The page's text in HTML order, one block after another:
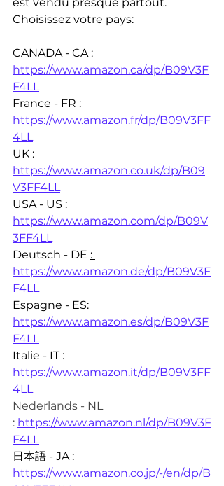
Choisissez votre pays:
CANADA - CA :
https://www.amazon.ca/dp/B09V3F
F4LL
France - FR :
https://www.amazon.fr/dp/B09V3FF
4LL
UK :
https://www.amazon.co.uk/dp/B09
V3FF4LL
USA - US :
https://www.amazon.com/dp/B09V
3FF4LL
Deutsch - DE :
https://www.amazon.de/dp/B09V3F
F4LL
Espagne - ES:
https://www.amazon.es/dp/B09V3F
F4LL
Italie - IT :
https://www.amazon.it/dp/B09V3FF
4LL
Nederlands - NL
: https://www.amazon.nl/dp/B09V3F
F4LL
日本語 - JA :
https://www.amazon.co.jp/-/en/dp/B